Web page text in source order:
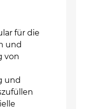
für die
und
von
und